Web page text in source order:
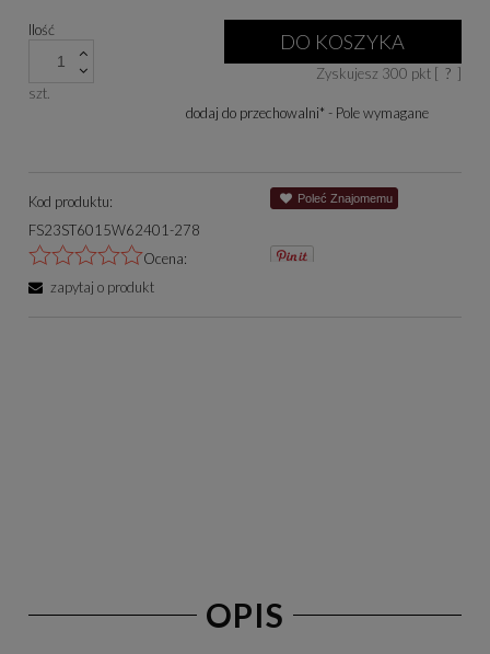
niż 30 dni,
cena od
się w sprzedaży.
Ilość
szt.
DO KOSZYKA
Zyskujesz 300 pkt [ ? ]
dodaj do przechowalni* - Pole wymagane
Kod produktu:
FS23ST6015W62401-278
Ocena:
zapytaj o produkt
Poleć Znajomemu
OPIS